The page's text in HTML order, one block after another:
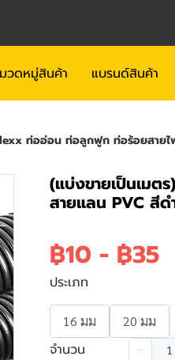
วดหมู่สินค้า แบรนด์สินค้า
ท่ออ่อน ท่อลูกฟูก ท่อร้อยสา
(แบ่งขายเป็นเม
สายแลน PVC สี
฿10 - ฿35
ประเภท
16 มม 20 มม
จำนวน